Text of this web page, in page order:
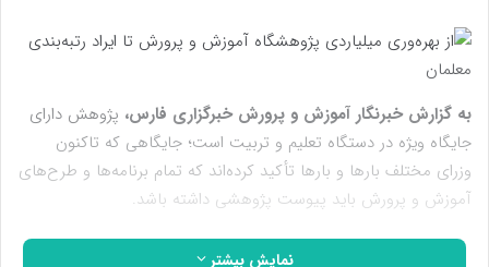
به گزارش خبرنگار آموزش و پرورش خبرگزاری فارس، پژوهش دارای
جایگاه ویژه در دستگاه تعلیم و تربیت است؛ جایگاهی که تاکنون
وزرای مختلف بارها و بارها تأکید کرده‌اند که تمام برنامه‌ها و طرح‌های
آموزش و پرورش باید پیوست پژوهشی داشته باشد.
با علی محبی رئیس پژوهشگاه مطالعات آموزش و پرورش درباره
نمایش بیشتر